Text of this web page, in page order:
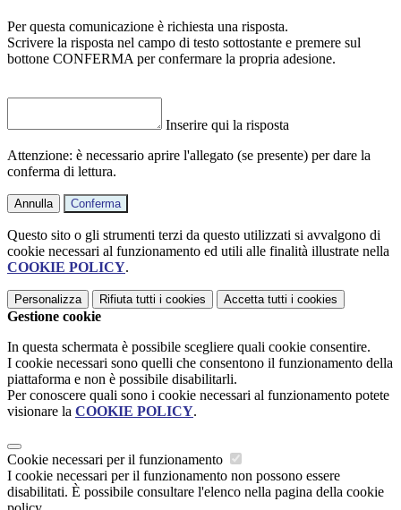
Per questa comunicazione è richiesta una risposta.
Scrivere la risposta nel campo di testo sottostante e premere sul
bottone CONFERMA per confermare la propria adesione.
Inserire qui la risposta
Attenzione: è necessario aprire l'allegato (se presente) per dare la
conferma di lettura.
Annulla Conferma
Questo sito o gli strumenti terzi da questo utilizzati si avvalgono di
cookie necessari al funzionamento ed utili alle finalità illustrate nella
COOKIE POLICY.
Personalizza Rifiuta tutti i cookies Accetta tutti i cookies
Gestione cookie
In questa schermata è possibile scegliere quali cookie consentire.
I cookie necessari sono quelli che consentono il funzionamento della
piattaforma e non è possibile disabilitarli.
Per conoscere quali sono i cookie necessari al funzionamento potete
visionare la COOKIE POLICY.
Cookie necessari per il funzionamento
I cookie necessari per il funzionamento non possono essere
disabilitati. È possibile consultare l'elenco nella pagina della cookie